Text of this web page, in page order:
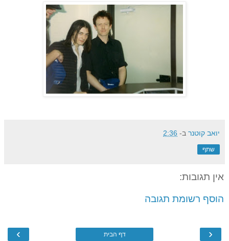
יואב קוטנר ב- 2:36
שתף
אין תגובות:
הוסף רשומת תגובה
‹
› דף הבית